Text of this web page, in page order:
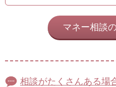
マネー相談
相談がたくさんある場